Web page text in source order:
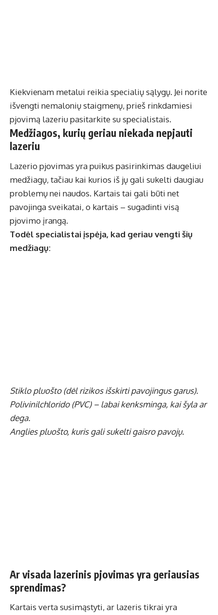
Kiekvienam metalui reikia specialių sąlygų. Jei norite
išvengti nemalonių staigmenų, prieš rinkdamiesi
pjovimą lazeriu pasitarkite su specialistais.
Medžiagos, kurių geriau niekada nepjauti
lazeriu
Lazerio pjovimas yra puikus pasirinkimas daugeliui
medžiagų, tačiau kai kurios iš jų gali sukelti daugiau
problemų nei naudos. Kartais tai gali būti net
pavojinga sveikatai, o kartais – sugadinti visą
pjovimo įrangą.
Todėl specialistai įspėja, kad geriau vengti šių
medžiagų:
Stiklo pluošto (dėl rizikos išskirti pavojingus garus).
Polivinilchlorido (PVC) – labai kenksminga, kai šyla ar
dega.
Anglies pluošto, kuris gali sukelti gaisro pavojų.
Ar visada lazerinis pjovimas yra geriausias
sprendimas?
Kartais verta susimąstyti, ar lazeris tikrai yra